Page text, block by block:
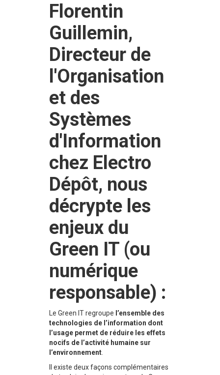
Florentin
Guillemin,
Directeur de
l'Organisation
et des
Systèmes
d'Information
chez Electro
Dépôt, nous
décrypte les
enjeux du
Green IT (ou
numérique
responsable) :
Le Green IT regroupe l’ensemble des
technologies de l’information dont
l’usage permet de réduire les effets
nocifs de l’activité humaine sur
l’environnement
Il existe deux façons complémentaires